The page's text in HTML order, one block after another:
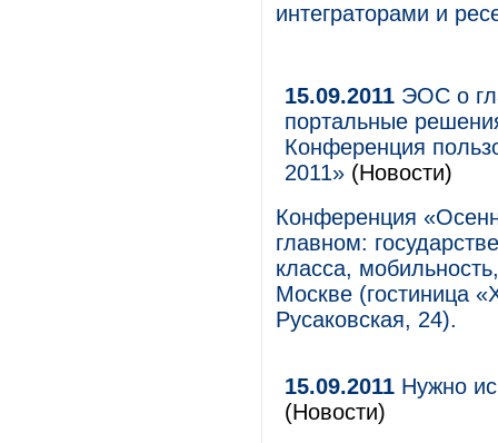
интеграторами и
15.09.2011 ЭОС о
портальные
Конференция
2011» (Новости)
Конференция
главном:
класса,
Москве (гостиница
Русаковская, 24).
15.09.2011 Нужно
(Новости)